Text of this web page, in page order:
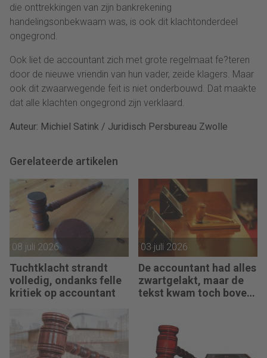
die onttrekkingen van zijn bankrekening
handelingsonbekwaam was, is ook dit klachtonderdeel
ongegrond.
Ook liet de accountant zich met grote regelmaat fe?teren
door de nieuwe vriendin van hun vader, zeide klagers. Maar
ook dit zwaarwegende feit is niet onderbouwd. Dat maakte
dat alle klachten ongegrond zijn verklaard.
Auteur: Michiel Satink / Juridisch Persbureau Zwolle
Gerelateerde artikelen
08 juli 2026
Tuchtklacht strandt
volledig, ondanks felle
kritiek op accountant
03 juli 2026
De accountant had alles
zwartgelakt, maar de
tekst kwam toch boven